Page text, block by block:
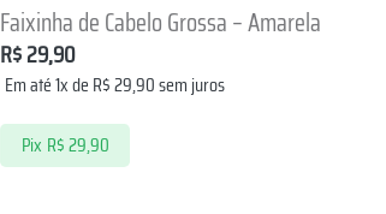
Lista de
Faixinha de Cabelo Grossa – Amarela
R$29,90
Em até 1x de R$29,90sem juros
Pix R$29,90